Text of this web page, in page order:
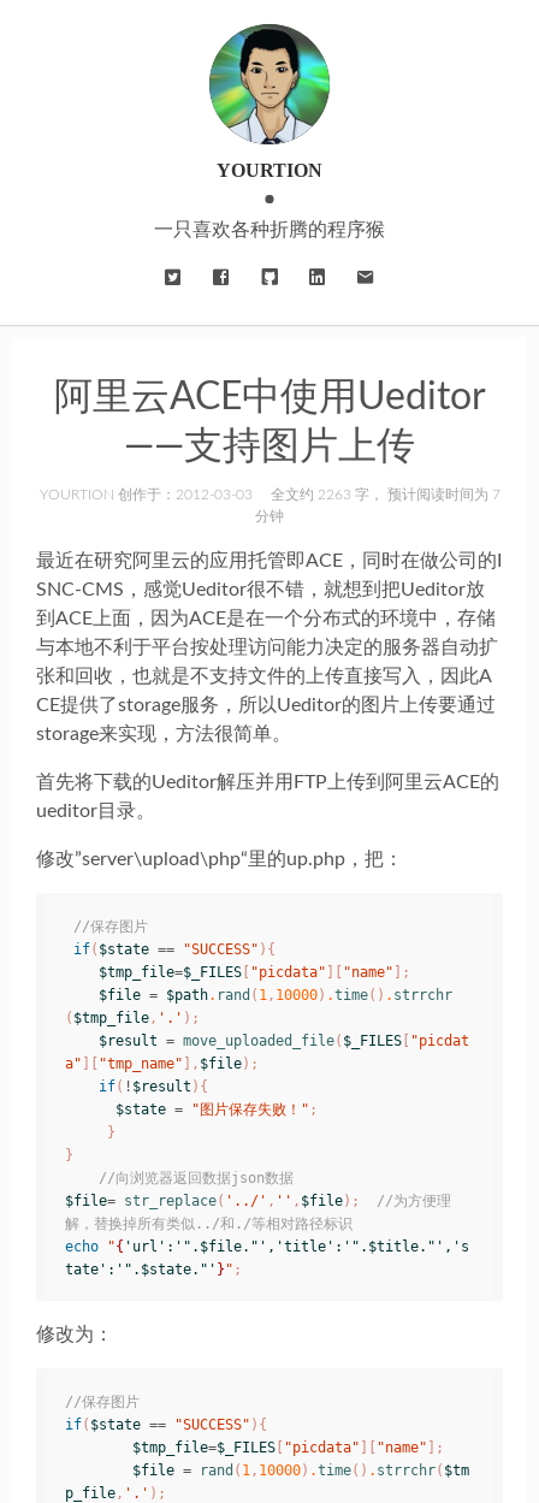
YOURTION
一只喜欢各种折腾的程序猴
阿里云ACE中使用Ueditor
——支持图片上传
YOURTION 创作于：2012-03-03 全文约 2263 字， 预计阅读时间为 7
分钟
最近在研究阿里云的应用托管即ACE，同时在做公司的I
SNC-CMS，感觉Ueditor很不错，就想到把Ueditor放
到ACE上面，因为ACE是在一个分布式的环境中，存储
与本地不利于平台按处理访问能力决定的服务器自动扩
张和回收，也就是不支持文件的上传直接写入，因此A
CE提供了storage服务，所以Ueditor的图片上传要通过
storage来实现，方法很简单。
首先将下载的Ueditor解压并用FTP上传到阿里云ACE的
ueditor目录。
修改”server\upload\php“里的up.php，把：
//保存图片
if( $state == "SUCCESS" ){
$tmp_file=$_FILES [ "picdata" ][ "name" ];
$file = $path. rand ( 1 , 10000) .time() . strrchr
( $tmp_file , '.' );
$result = move_uploaded_file( $_FILES [ "picdat
a" ][ "tmp_name" ], $file);
if( ! $result ){
$state = "图片保存失败！" ;
}
}
//向浏览器返回数据json数据
$file= str_replace( '../' , '' , $file);
//为方便理
解，替换掉所有类似../和./等相对路径标识
echo
"{ 'url':'".$file."','title':'".$title."','s
tate':'".$state."' } " ;
修改为：
//保存图片
if( $state == "SUCCESS" ){
$tmp_file=$_FILES [ "picdata" ][ "name" ];
$file = rand ( 1 , 10000) .time() . strrchr( $tm
p_file , '.' );